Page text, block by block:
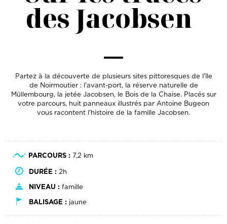
des Jacobsen
Partez à la découverte de plusieurs sites pittoresques de l'île
de Noirmoutier : l'avant-port, la réserve naturelle de
Müllembourg, la jetée Jacobsen, le Bois de la Chaise. Placés sur
votre parcours, huit panneaux illustrés par Antoine Bugeon
vous racontent l'histoire de la famille Jacobsen.
PARCOURS : 7,2 km
DURÉE : 2h
NIVEAU : famille
BALISAGE : jaune